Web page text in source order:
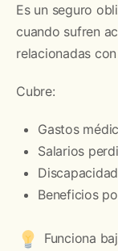
Es un seguro
cuando sufren
relacionadas
Cubre:
Gastos
Salarios
Discapacidad
Beneficios
Funciona